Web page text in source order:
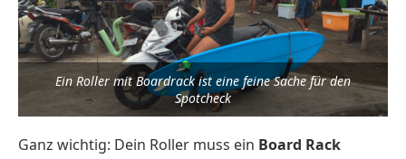
Ein Roller mit Boardrack ist eine feine Sache für den
Spotcheck
Ganz wichtig: Dein Roller muss ein Board Rack